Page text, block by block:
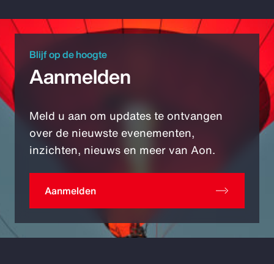
Blijf op de hoogte
Aanmelden
Meld u aan om updates te ontvangen
over de nieuwste evenementen,
inzichten, nieuws en meer van Aon.
Aanmelden